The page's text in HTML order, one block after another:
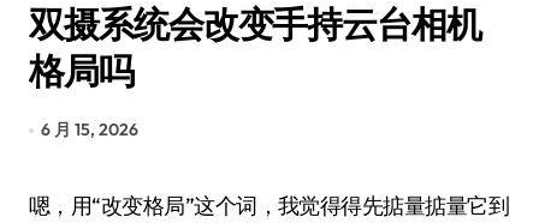
双摄系统会改变手持云台相机
格局吗
6 月 15, 2026
嗯，用“改变格局”这个词，我觉得得先掂量掂量它到